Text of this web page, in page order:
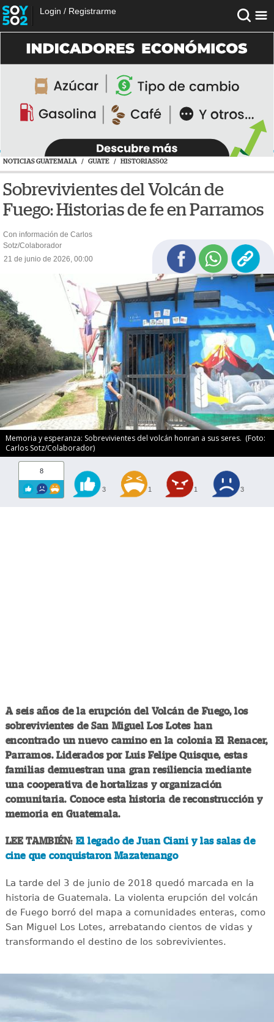
Login / Registrarme
NOTICIAS GUATEMALA / GUATE / HISTORIAS502
Sobrevivientes del Volcán de
Fuego: Historias de fe en Parramos
Con información de Carlos
Sotz/Colaborador
21 de junio de 2026, 00:00
Memoria y esperanza: Sobrevivientes del volcán honran a sus seres. (Foto:
Carlos Sotz/Colaborador)
8
3 1 1 3
A seis años de la erupción del Volcán de Fuego, los
sobrevivientes de San Miguel Los Lotes han
encontrado un nuevo camino en la colonia El Renacer,
Parramos. Liderados por Luis Felipe Quisque, estas
familias demuestran una gran resiliencia mediante
una cooperativa de hortalizas y organización
comunitaria. Conoce esta historia de reconstrucción y
memoria en Guatemala.
LEE TAMBIÉN: El legado de Juan Ciani y las salas de
cine que conquistaron Mazatenango
La tarde del 3 de junio de 2018 quedó marcada en la
historia de Guatemala. La violenta erupción del volcán
de Fuego borró del mapa a comunidades enteras, como
San Miguel Los Lotes, arrebatando cientos de vidas y
transformando el destino de los sobrevivientes.